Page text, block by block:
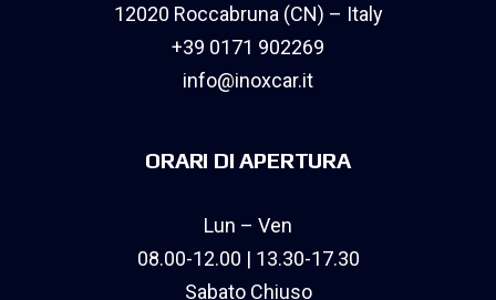
12020 Roccabruna (CN) – Italy
+39 0171 902269
info@inoxcar.it
ORARI DI APERTURA
Lun – Ven
08.00-12.00 | 13.30-17.30
Sabato Chiuso